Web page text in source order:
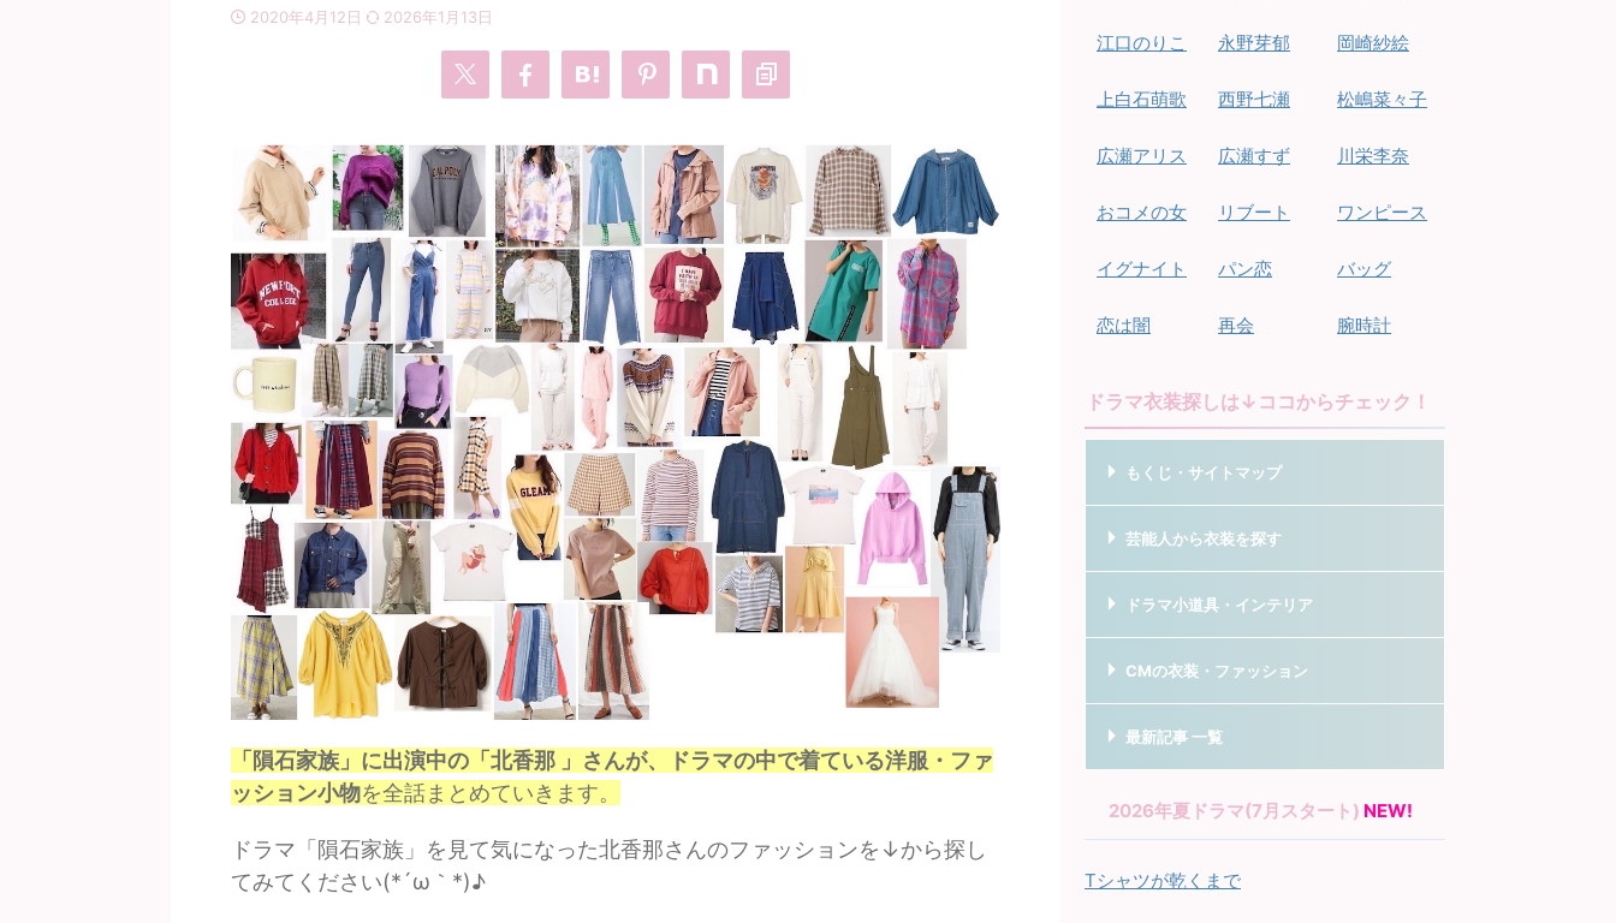
2020年4月12日 2026年1月13日
「隕石家族」に出演中の「北香那 」さんが、ドラマの中で着ている洋服・ファ
ッション小物を全話まとめていきます。
ドラマ「隕石家族」を見て気になった北香那さんのファッションを↓から探し
てみてください(*´ω｀*)♪
江口のりこ
上白石萌歌
広瀬アリス
おコメの女
イグナイト
恋は闇
永野芽郁
西野七瀬
広瀬すず
リブート
パン恋
再会
岡崎紗絵
松嶋菜々子
川栄李奈
ワンピース
バッグ
腕時計
ドラマ衣装探しは↓ココからチェック！
もくじ・サイトマップ
芸能人から衣装を探す
ドラマ小道具・インテリア
CMの衣装・ファッション
最新記事 一覧
2026年夏ドラマ(7月スタート) NEW!
Tシャツが乾くまで